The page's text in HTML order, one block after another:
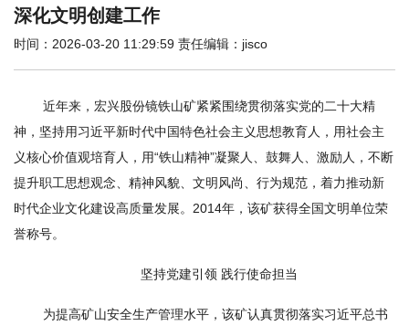
深化文明创建工作
时间：2026-03-20 11:29:59 责任编辑：jisco
近年来，宏兴股份镜铁山矿紧紧围绕贯彻落实党的二十大精
神，坚持用习近平新时代中国特色社会主义思想教育人，用社会主
义核心价值观培育人，用“铁山精神”凝聚人、鼓舞人、激励人，不断
提升职工思想观念、精神风貌、文明风尚、行为规范，着力推动新
时代企业文化建设高质量发展。2014年，该矿获得全国文明单位荣
誉称号。
坚持党建引领 践行使命担当
为提高矿山安全生产管理水平，该矿认真贯彻落实习近平总书